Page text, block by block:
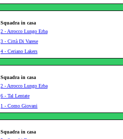
Squadra in casa
2 - Arrocco Lungo Erba
3 - Città Di Varese
4 - Ceriano Lakers
Squadra in casa
2 - Arrocco Lungo Erba
6 - Tal Lentate
1 - Como Giovani
Squadra in casa